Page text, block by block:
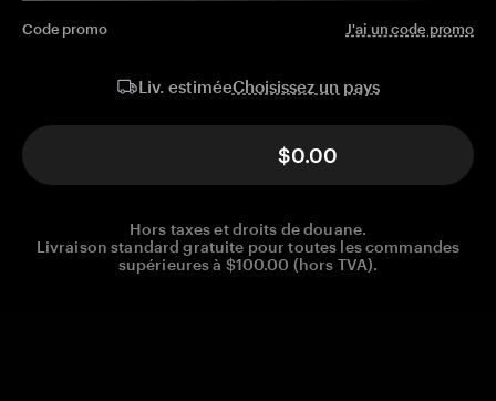
Code promo J'ai un code promo
Liv. estiméeChoisissez un pays
$0.00
Hors taxes et droits de douane.
Livraison standard gratuite pour toutes les commandes
supérieures à $100.00 (hors TVA).